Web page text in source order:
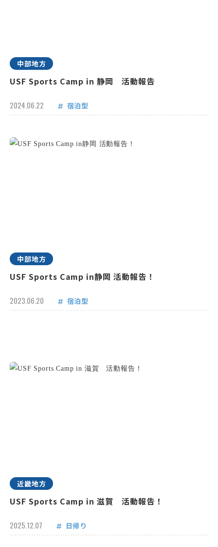
中部地方
USF Sports Camp in 静岡 活動報告
2024.06.22 宿泊型
中部地方
USF Sports Camp in静岡 活動報告！
2023.06.20 宿泊型
近畿地方
USF Sports Camp in 滋賀 活動報告！
2025.12.07 日帰り